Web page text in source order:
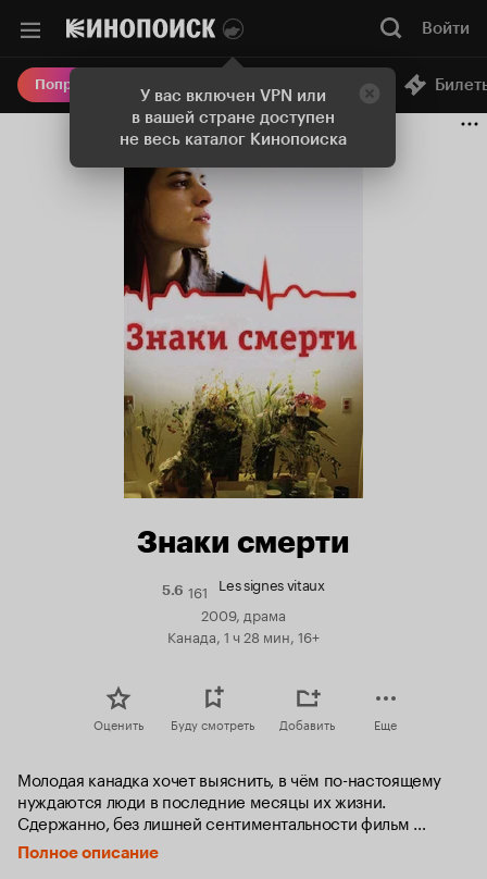
У вас включен VPN или
в вашей стране доступен
не весь каталог Кинопоиска
Войти
Попробовать Плюс Онлайн-кинотеатр
Знаки смерти
5.6Рейтинг
Кинопоиска
161 Les signes vitaux
2009, драма
Канада, 1 ч 28 мин, 16+
Оценить Буду смотреть Добавить Еще
Молодая канадка хочет выяснить, в чём по-настоящему
нуждаются люди в последние месяцы их жизни.
Сдержанно, без лишней сентиментальности фильм
рассказывает о самых важных вещах и о странной
близости, возникающей между умирающими и теми, кто за
Полное описание